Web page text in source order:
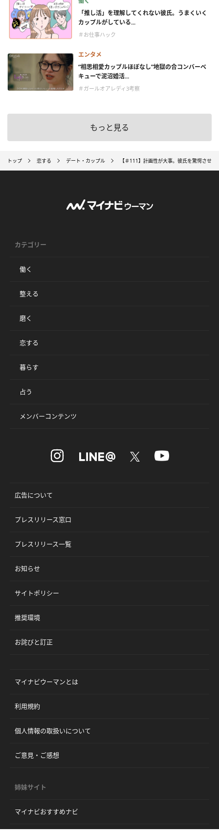
「推し活」を理解してくれない彼氏。うまくいく
カップルがしている...
＃お仕事ハック
エンタメ
“相思相愛カップルほぼなし”地獄の合コンバーベ
キューで泥沼婚活...
＃ガールオアレディ3考察
もっと見る
トップ 恋する デート・カップル 【＃111】計画性が大事。彼氏を驚愕させ
カテゴリー
働く
整える
磨く
恋する
暮らす
占う
メンバーコンテンツ
広告について
プレスリリース窓口
プレスリリース一覧
お知らせ
サイトポリシー
推奨環境
お詫びと訂正
マイナビウーマンとは
利用規約
個人情報の取扱いについて
ご意見・ご感想
姉妹サイト
マイナビおすすめナビ